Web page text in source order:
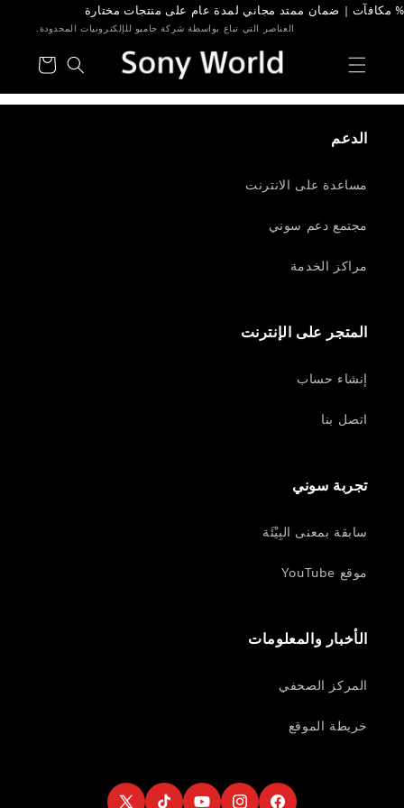
تخطى الى
العناصر التي تباع بواسطة شركة جامبو للإلكترونيات المحدودة.
التسوق
الدعم
مساعدة على الانترنت
مجتمع دعم سوني
مراكز الخدمة
المتجر على الإنترنت
إنشاء حساب
اتصل بنا
تجربة سوني
سابقة بمعنى البِيْئَة
موقع YouTube
الأخبار والمعلومات
المركز الصحفي
خريطة الموقع